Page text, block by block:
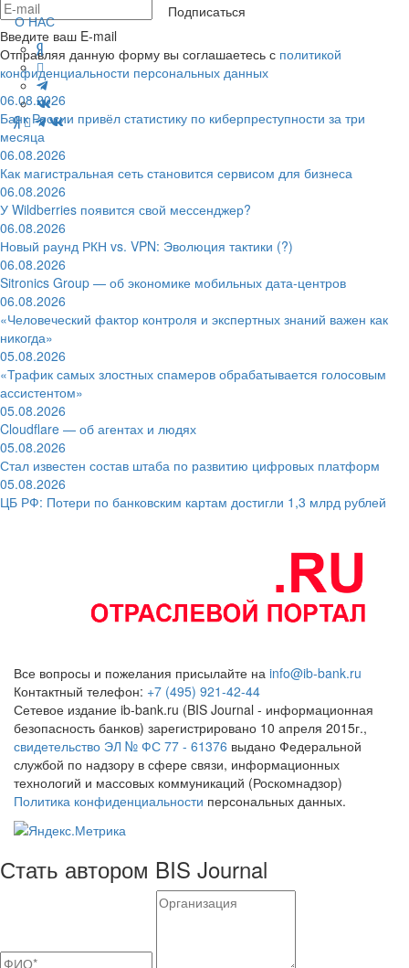
О НАС
Подписаться
Введите ваш E-mail
Отправляя данную форму вы соглашаетесь с политикой
конфиденциальности персональных данных
06.08.2026
Банк России привёл статистику по киберпреступности за три
месяца
06.08.2026
Как магистральная сеть становится сервисом для бизнеса
06.08.2026
У Wildberries появится свой мессенджер?
06.08.2026
Новый раунд РКН vs. VPN: Эволюция тактики (?)
06.08.2026
Sitronics Group — об экономике мобильных дата-центров
06.08.2026
«Человеческий фактор контроля и экспертных знаний важен как
никогда»
05.08.2026
«Трафик самых злостных спамеров обрабатывается голосовым
ассистентом»
05.08.2026
Cloudflare — об агентах и людях
05.08.2026
Стал известен состав штаба по развитию цифровых платформ
05.08.2026
ЦБ РФ: Потери по банковским картам достигли 1,3 млрд рублей
Все вопросы и пожелания присылайте на info@ib-bank.ru
Контактный телефон: +7 (495) 921-42-44
Сетевое издание ib-bank.ru (BIS Journal - информационная
безопасность банков) зарегистрировано 10 апреля 2015г.,
свидетельство ЭЛ № ФС 77 - 61376 выдано Федеральной
службой по надзору в сфере связи, информационных
технологий и массовых коммуникаций (Роскомнадзор)
Политика конфиденциальности персональных данных.
Стать автором BIS Journal